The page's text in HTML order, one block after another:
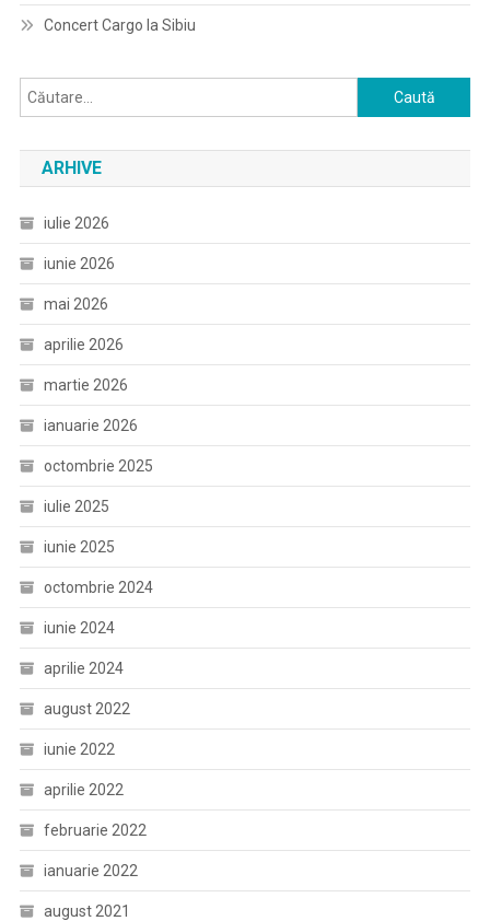
Concert Cargo la Sibiu
Caută
după:
ARHIVE
iulie 2026
iunie 2026
mai 2026
aprilie 2026
martie 2026
ianuarie 2026
octombrie 2025
iulie 2025
iunie 2025
octombrie 2024
iunie 2024
aprilie 2024
august 2022
iunie 2022
aprilie 2022
februarie 2022
ianuarie 2022
august 2021